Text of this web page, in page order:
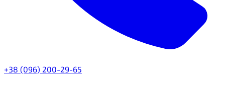
+38 (096) 200-29-65